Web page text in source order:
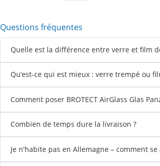
Questions fréquentes
Quelle est la différence entre verre et film
Qu’est-ce qui est mieux : verre trempé ou
Comment poser BROTECT AirGlass Glas
Combien de temps dure la livraison ?
Je n'habite pas en Allemagne – comment